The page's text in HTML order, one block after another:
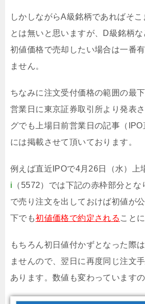
しかしながらA級銘柄であればそこ
とは無いと思いますが、D級銘柄
初値価格で売却したい場合は一番
ません。
ちなみに注文受付価格の範囲の最
営業日に東京証券取引所より発表
グでも上場日前営業日の記事（IPO
には掲載させて頂いております。
例えば直近IPOで4月26日（水）上
i （5572）では下記の赤枠部分とな
で売り注文を出しておけば初値が
下でも初値価格で約定される こと
もちろん初日値付かずとなった際
ませんので、翌日に再度同じ注文
あります。数値も変わっています